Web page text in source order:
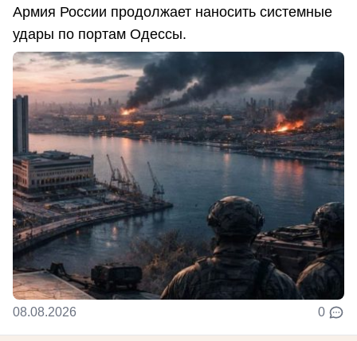
Армия России продолжает наносить системные
удары по портам Одессы.
08.08.2026 0